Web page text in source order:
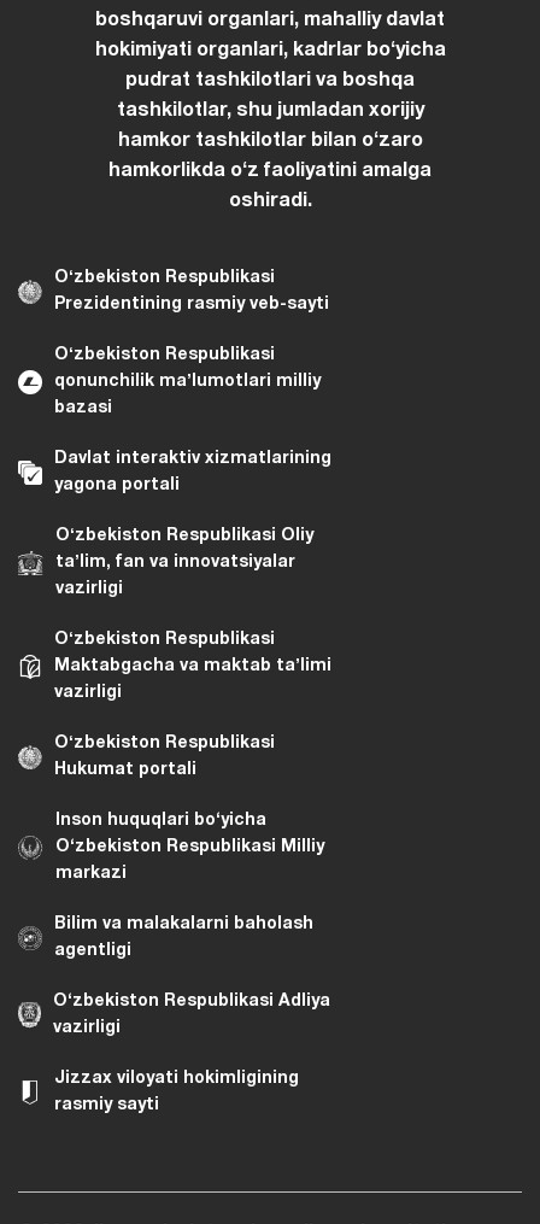
boshqaruvi organlari, mahalliy davlat
hokimiyati organlari, kadrlar boʻyicha
pudrat tashkilotlari va boshqa
tashkilotlar, shu jumladan xorijiy
hamkor tashkilotlar bilan oʻzaro
hamkorlikda oʻz faoliyatini amalga
oshiradi.
Oʻzbekiston Respublikasi
Prezidentining rasmiy veb-sayti
Oʻzbekiston Respublikasi
qonunchilik maʼlumotlari milliy
bazasi
Davlat interaktiv xizmatlarining
yagona portali
Oʻzbekiston Respublikasi Oliy
taʼlim, fan va innovatsiyalar
vazirligi
Oʻzbekiston Respublikasi
Maktabgacha va maktab taʼlimi
vazirligi
Oʻzbekiston Respublikasi
Hukumat portali
Inson huquqlari bo‘yicha
O‘zbekiston Respublikasi Milliy
markazi
Bilim va malakalarni baholash
agentligi
O‘zbekiston Respublikasi Adliya
vazirligi
Jizzax viloyati hokimligining
rasmiy sayti